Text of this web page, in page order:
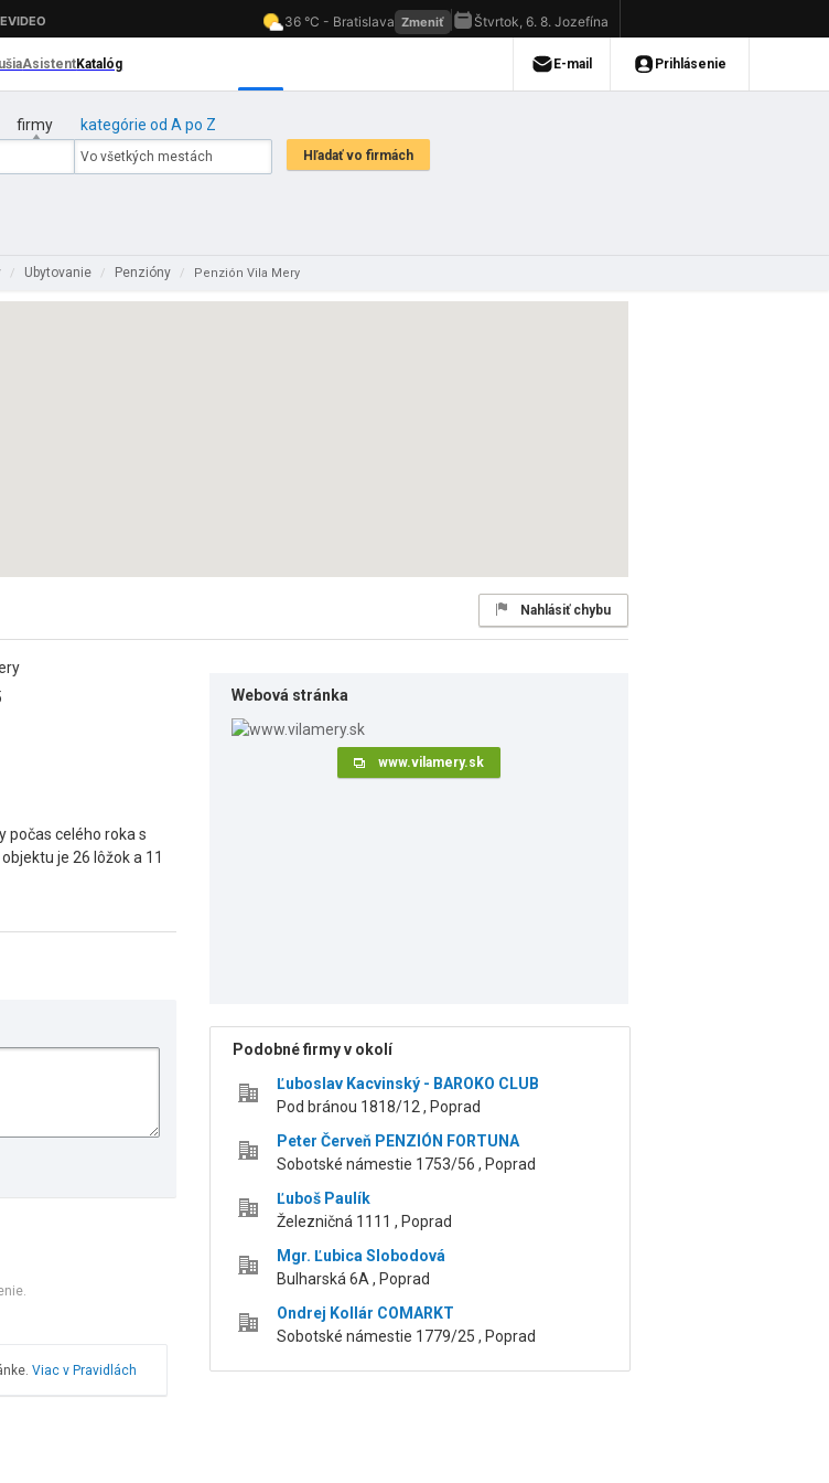
firmy kategórie od A po Z
/ Ubytovanie / Penzióny / Penzión Vila Mery
Nahlásiť chybu
počas celého roka s
je 26 lôžok a 11
Viac v Pravidlách
Webová stránka
www.vilamery.sk
Podobné firmy v okolí
Ľuboslav Kacvinský - BAROKO CLUB
Pod bránou 1818/12 , Poprad
Peter Červeň PENZIÓN FORTUNA
Sobotské námestie 1753/56 , Poprad
Ľuboš Paulík
Železničná 1111 , Poprad
Mgr. Ľubica Slobodová
Bulharská 6A , Poprad
Ondrej Kollár COMARKT
Sobotské námestie 1779/25 , Poprad